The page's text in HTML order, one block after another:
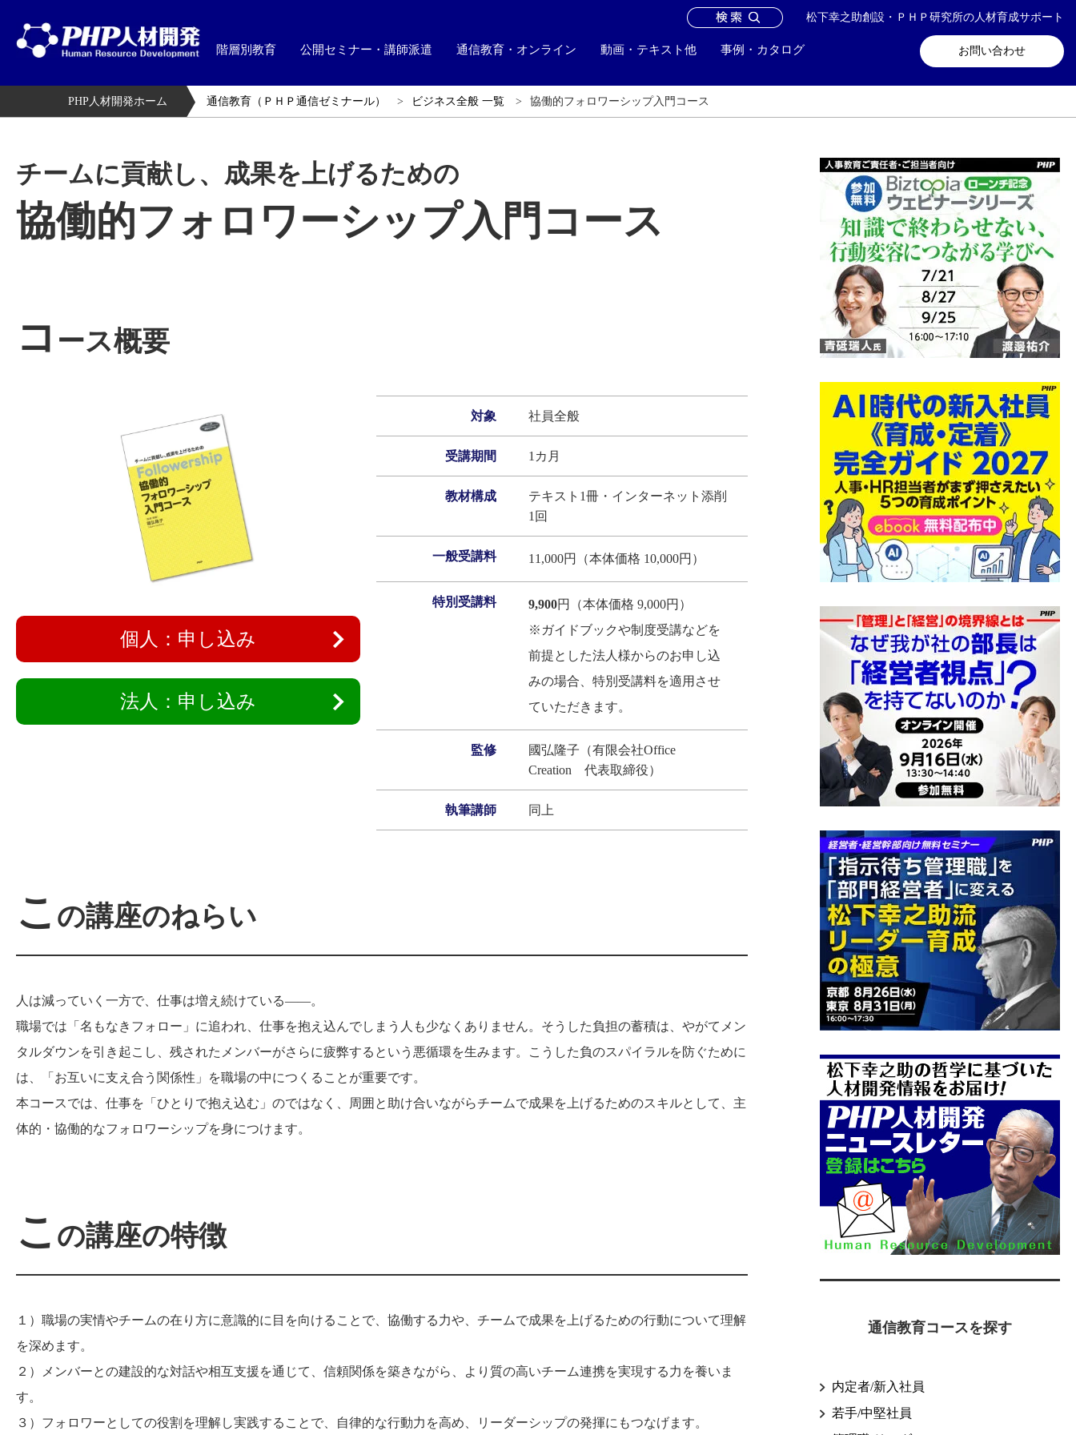
松下幸之助創設・ＰＨＰ研究所の人材育成サポート
お問い合わせ
階層別教育 公開セミナー・講師派遣 通信教育・オンライン 動画・テキスト他 事例・カタログ
お問い合わせ メールマガジン登録
PHP人材開発ホーム 通信教育（ＰＨＰ通信ゼミナール） ビジネス全般 一覧 協働的フォロワーシップ入門コース
チームに貢献し、成果を上げるための
協働的フォロワーシップ入門コース
コ ース概要
個人：申し込み
法人：申し込み
対象 社員全般
受講期間 1カ月
教材構成
テキスト1冊・インターネット添削
1回
一般受講料 11,000円（本体価格 10,000円）
特別受講料 9,900円（本体価格 9,000円）
※ガイドブックや制度受講などを
前提とした法人様からのお申し込
みの場合、特別受講料を適用させ
ていただきます。
監修
國弘隆子（有限会社Office
Creation 代表取締役）
執筆講師 同上
こ の講座のねらい
人は減っていく一方で、仕事は増え続けている――。
職場では「名もなきフォロー」に追われ、仕事を抱え込んでしまう人も少なくありません。そうした負担の蓄積は、やがてメン
タルダウンを引き起こし、残されたメンバーがさらに疲弊するという悪循環を生みます。こうした負のスパイラルを防ぐために
は、「お互いに支え合う関係性」を職場の中につくることが重要です。
本コースでは、仕事を「ひとりで抱え込む」のではなく、周囲と助け合いながらチームで成果を上げるためのスキルとして、主
体的・協働的なフォロワーシップを身につけます。
こ の講座の特徴
１）職場の実情やチームの在り方に意識的に目を向けることで、協働する力や、チームで成果を上げるための行動について理解
を深めます。
２）メンバーとの建設的な対話や相互支援を通じて、信頼関係を築きながら、より質の高いチーム連携を実現する力を養いま
す。
３）フォロワーとしての役割を理解し実践することで、自律的な行動力を高め、リーダーシップの発揮にもつなげます。
通信教育コースを探す
内定者/新入社員
若手/中堅社員